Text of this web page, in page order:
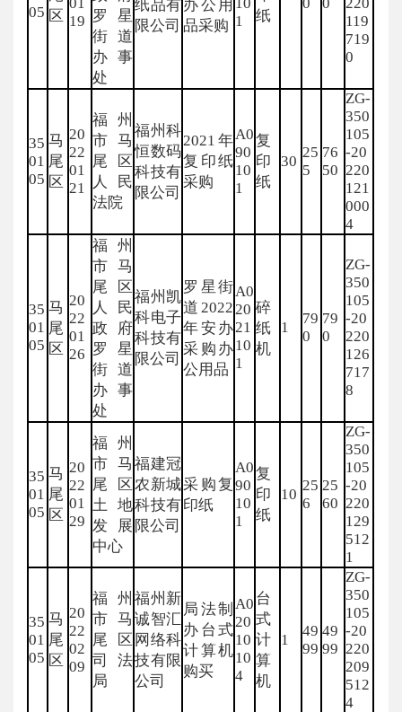
05 区 19 罗星
街道
办事
处
纸品有
限公司
办公用
品采购 1
纸
119
719
0
35
01
05
马
尾
区
20
22
01
21
福州
市马
尾区
人民
法院
福州科
恒数码
科技有
限公司
2021年
复印纸
采购
A0
90
10
1
复
印
纸
30
25
5
76
50
ZG-
350
105
-20
220
121
000
4
35
01
05
马
尾
区
20
22
01
26
福州
市马
尾区
人民
政府
罗星
街道
办事
处
福州凯
科电子
科技有
限公司
罗星街
道2022
年安办
采购办
公用品
A0
20
21
10
1
碎
纸
机
1
79
0
79
0
ZG-
350
105
-20
220
126
717
8
35
01
05
马
尾
区
20
22
01
29
福州
市马
尾区
土地
发展
中心
福建冠
农新城
科技有
限公司
采购复
印纸
A0
90
10
1
复
印
纸
10
25
6
25
60
ZG-
350
105
-20
220
129
512
1
35
01
05
马
尾
区
20
22
02
09
福州
市马
尾区
司法
局
福州新
诚智汇
网络科
技有限
公司
局法制
办台式
计算机
购买
A0
20
10
10
4
台
式
计
算
机
1
49
99
49
99
ZG-
350
105
-20
220
209
512
4